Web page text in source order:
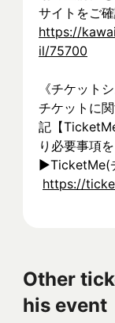
サイトをご確
https://
il/75700
《チケット
チケットに
記【
り必要事項
▶︎TicketMe(
https://
Other
his event